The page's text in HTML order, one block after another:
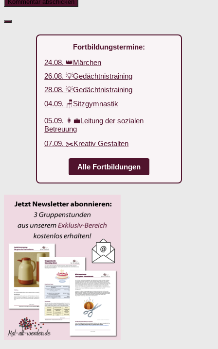
Fortbildungstermine:
24.08. 👑Märchen
26.08. 💡Gedächtnistraining
28.08. 💡Gedächtnistraining
04.09. 🪑Sitzgymnastik
05.09. 👩‍💼Leitung der sozialen
Betreuung
07.09. ✂️Kreativ Gestalten
Alle Fortbildungen